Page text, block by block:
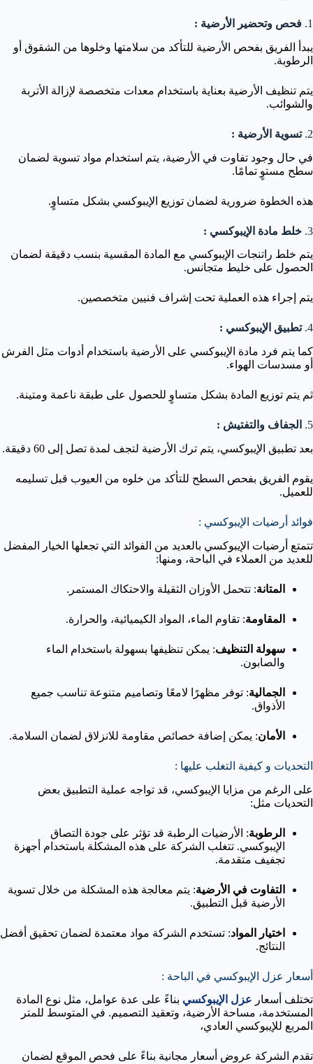
1. فحص وتحضير الأرضية :
يبدأ الفريق بفحص الأرضية للتأكد من سلامتها وخلوها من الشقوق أو
الرطوبة.
يتم تنظيف الأرضية بعناية باستخدام معدات متخصصة لإزالة الأتربة
والشوائب.
2. تسوية الأرضية :
في حال وجود تفاوت في الأرضية، يتم استخدام مواد تسوية لضمان
سطح مستوٍ تمامًا.
هذه الخطوة ضرورية لضمان توزيع الإيبوكسي بشكل متساوٍ.
3. خلط مادة الإيبوكسي :
يتم خلط راتنجات الإيبوكسي مع المادة المقسية بنسب دقيقة لضمان
الحصول على خليط متجانس.
يتم إجراء هذه العملية تحت إشراف فنيين متخصصين.
4. تطبيق الإيبوكسي :
كما يتم فرد مادة الإيبوكسي على الأرضية باستخدام أدوات مثل الفرش
أو مسدسات الهواء.
ثم يتم توزيع المادة بشكل متساوٍ للحصول على طبقة ناعمة ومتينة.
5.
الجفاف والتفتيش :
بعد تطبيق الإيبوكسي، يتم ترك الأرضية لتجف لمدة تصل إلى 60 دقيقة.
يقوم الفريق بفحص السطح للتأكد من خلوه من العيوب قبل تسليمه
للعميل.
فوائد أرضيات الإيبوكسي :
تتمتع أرضيات الإيبوكسي بالعديد من الفوائد التي تجعلها الخيار المفضل
للعديد من العملاء في الباحة، ومنها:
المتانة: تتحمل الأوزان الثقيلة والاحتكاك المستمر.
المقاومة: تقاوم الماء، المواد الكيميائية، والحرارة.
سهولة التنظيف: يمكن تنظيفها بسهولة باستخدام الماء
والصابون.
الجمالية: توفر مظهرًا لامعًا وتصاميم متنوعة تناسب جميع
الأذواق.
الأمان: يمكن إضافة خصائص مقاومة للانزلاق لضمان السلامة.
التحديات و كيفية التغلب عليها :
على الرغم من مزايا الإيبوكسي، قد تواجه عملية التطبيق بعض
التحديات مثل:
الرطوبة: الأرضيات الرطبة قد تؤثر على جودة التصاق
الإيبوكسي. تتغلب الشركة على هذه المشكلة باستخدام أجهزة
تجفيف متقدمة.
التفاوت في الأرضية: يتم معالجة هذه المشكلة من خلال تسوية
الأرضية قبل التطبيق.
اختيار المواد: تستخدم الشركة مواد معتمدة لضمان تحقيق أفضل
النتائج.
أسعار عزل الإيبوكسي في الباحة :
تختلف أسعار عزل الإيبوكسي بناءً على عدة عوامل، مثل نوع المادة
المستخدمة، مساحة الأرضية، وتعقيد التصميم. في المتوسط للمتر
المربع للإيبوكسي العادي،
تقدم الشركة عروض أسعار مجانية بناءً على فحص الموقع لضمان